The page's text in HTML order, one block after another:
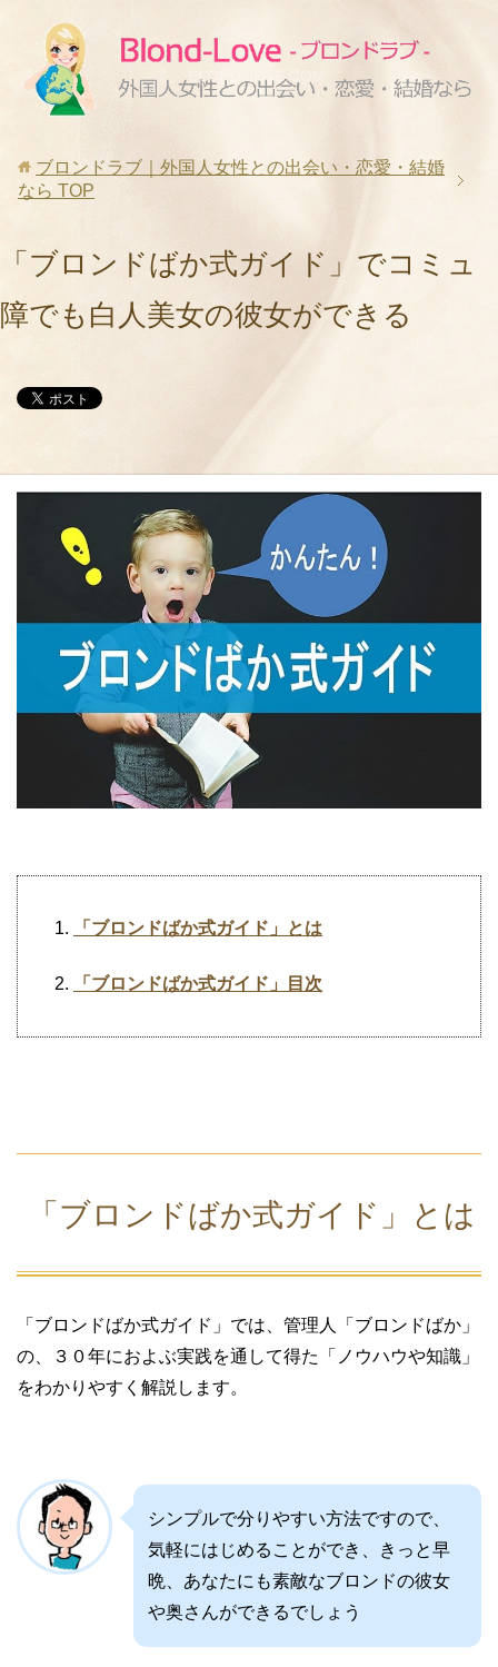
ブロンドラブ｜外国人女性との出会い・恋愛・結婚
なら TOP
「ブロンドばか式ガイド」でコミュ
障でも白人美女の彼女ができる
「ブロンドばか式ガイド」とは
「ブロンドばか式ガイド」目次
「ブロンドばか式ガイド」とは
「ブロンドばか式ガイド」では、管理人「ブロンドばか」
の、３０年におよぶ実践を通して得た「ノウハウや知識」
をわかりやすく解説します。
シンプルで分りやすい方法ですので、
気軽にはじめることができ、きっと早
晩、あなたにも素敵なブロンドの彼女
や奥さんができるでしょう